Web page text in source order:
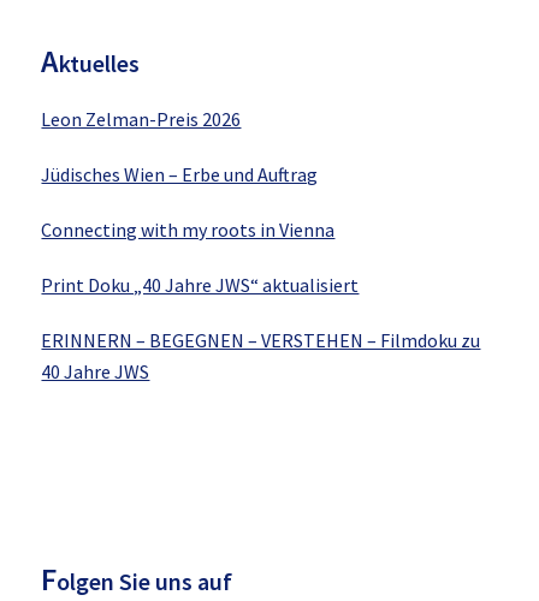
Aktuelles
Leon Zelman-Preis 2026
Jüdisches Wien – Erbe und Auftrag
Connecting with my roots in Vienna
Print Doku „40 Jahre JWS“ aktualisiert
ERINNERN – BEGEGNEN – VERSTEHEN – Filmdoku zu
40 Jahre JWS
Folgen Sie uns auf